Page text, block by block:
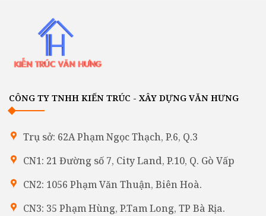
CÔNG TY TNHH KIẾN TRÚC - XÂY DỰNG VĂN HƯNG
Trụ sở: 62A Phạm Ngọc Thạch, P.6, Q.3
CN1: 21 Đường số 7, City Land, P.10, Q. Gò Vấp
CN2: 1056 Phạm Văn Thuận, Biên Hoà.
CN3: 35 Phạm Hùng, P.Tam Long, TP Bà Rịa.